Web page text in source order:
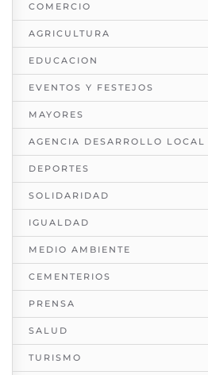
COMERCIO
AGRICULTURA
EDUCACION
EVENTOS Y FESTEJOS
MAYORES
AGENCIA DESARROLLO LOCAL
DEPORTES
SOLIDARIDAD
IGUALDAD
MEDIO AMBIENTE
CEMENTERIOS
PRENSA
SALUD
TURISMO